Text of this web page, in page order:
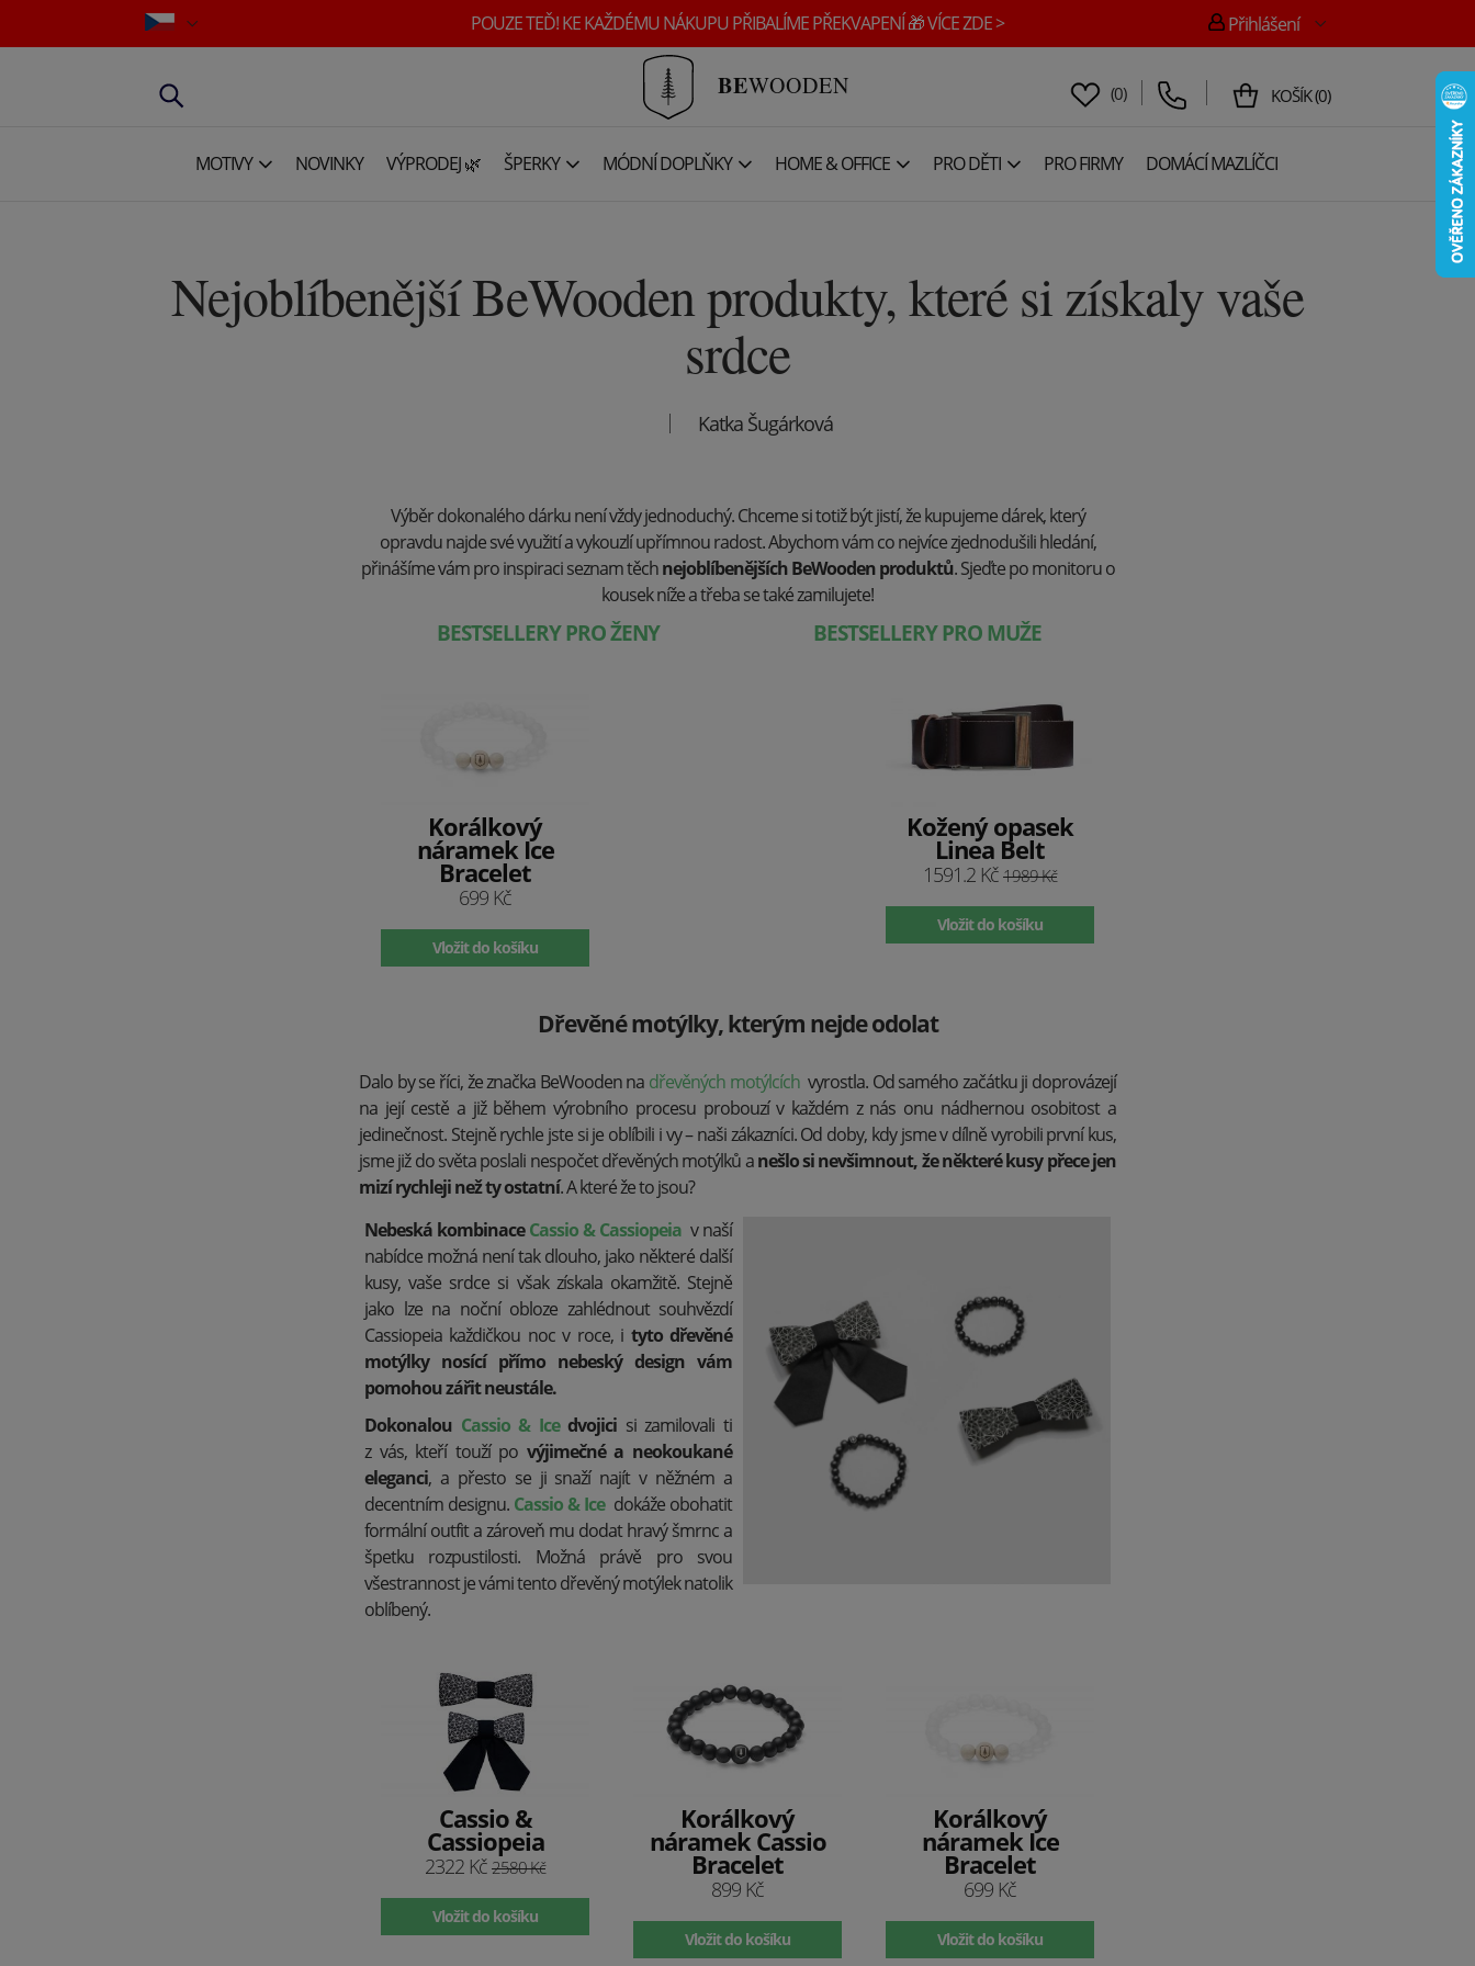
POUZE TEĎ! KE KAŽDÉMU NÁKUPU PŘIBALÍME PŘEKVAPENÍ 🎁 VÍCE ZDE > Přihlášení
BEWOODEN (0) KOŠÍK(0)
MOTIVY NOVINKY VÝPRODEJ 🌿 ŠPERKY MÓDNÍ DOPLŇKY HOME & OFFICE PRO DĚTI PRO FIRMY DOMÁCÍ MAZLÍČCI
Nejoblíbenější BeWooden produkty, které si získaly vaše
srdce
Katka Šugárková
Výběr dokonalého dárku není vždy jednoduchý. Chceme si totiž být jistí, že kupujeme dárek, který
opravdu najde své využití a vykouzlí upřímnou radost. Abychom vám co nejvíce zjednodušili hledání,
přinášíme vám pro inspiraci seznam těchnejoblíbenějších BeWooden produktů. Sjeďte po monitoru o
kousek níže a třeba se také zamilujete!
BESTSELLERY PRO ŽENY BESTSELLERY PRO MUŽE
Korálkový
náramek Ice
Bracelet
699 Kč
Vložit do košíku
Kožený opasek
Linea Belt
1591.2 Kč 1989 Kč
Vložit do košíku
Dřevěné motýlky, kterým nejde odolat
Dalo by se říci, že značka BeWooden na dřevěných motýlcích vyrostla. Od samého začátku ji doprovázejí
na její cestě a již během výrobního procesu probouzí v každém z nás onu nádhernou osobitost a
jedinečnost. Stejně rychle jste si je oblíbili i vy – naši zákazníci. Od doby, kdy jsme v dílně vyrobili první kus,
jsme již do světa poslali nespočet dřevěných motýlků anešlo si nevšimnout, že některé kusy přece jen
mizí rychleji než ty ostatní. A které že to jsou?
Nebeská kombinaceCassio & Cassiopeia v naší
nabídce možná není tak dlouho, jako některé další
kusy, vaše srdce si však získala okamžitě. Stejně
jako lze na noční obloze zahlédnout souhvězdí
Cassiopeia každičkou noc v roce, i tyto dřevěné
motýlky nosící přímo nebeský design vám
pomohou zářit neustále.
Dokonalou Cassio& Ice dvojici si zamilovali ti
z vás, kteří touží po výjimečné a neokoukané
eleganci, a přesto se ji snaží najít v něžném a
decentním designu. Cassio&Ice dokáže obohatit
formální outfit a zároveň mu dodat hravý šmrnc a
špetku rozpustilosti. Možná právě pro svou
všestrannost je vámi tento dřevěný motýlek natolik
oblíbený.
Cassio &
Cassiopeia
2322 Kč 2580 Kč
Vložit do košíku
Korálkový
náramek Cassio
Bracelet
899 Kč
Vložit do košíku
Korálkový
náramek Ice
Bracelet
699 Kč
Vložit do košíku